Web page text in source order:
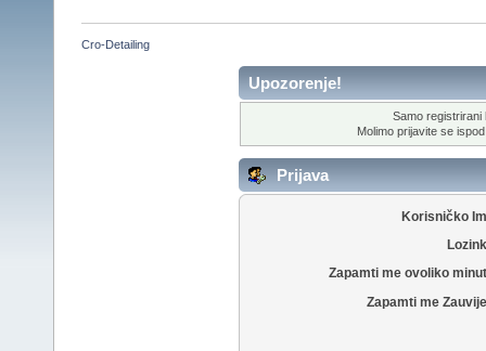
Cro-Detailing
Upozorenje!
Samo registrirani
Molimo prijavite se
Prijava
Korisničko
Zapamti me ovoliko
Zapamti me